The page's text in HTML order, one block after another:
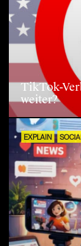
TikTok-
weiter?
EXPLAIN